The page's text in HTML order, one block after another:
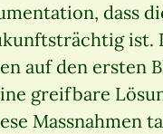
dass
ist.
auf den ersten
greifbare
Massnahmen